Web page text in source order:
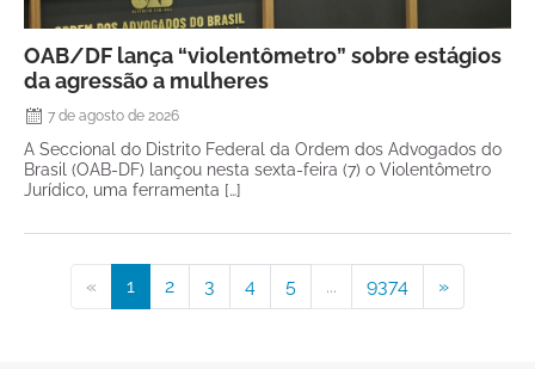
OAB/DF lança “violentômetro” sobre estágios
da agressão a mulheres
7 de agosto de 2026
A Seccional do Distrito Federal da Ordem dos Advogados do
Brasil (OAB-DF) lançou nesta sexta-feira (7) o Violentômetro
Jurídico, uma ferramenta […]
« 1 2 3 4 5 ... 9374 »